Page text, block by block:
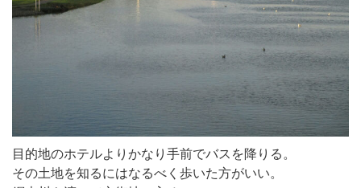
目的地のホテルよりかなり手前でバスを降りる。
その土地を知るにはなるべく歩いた方がいい。